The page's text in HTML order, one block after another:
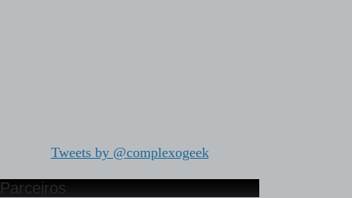
Tweets by @complexogeek
Parceiros